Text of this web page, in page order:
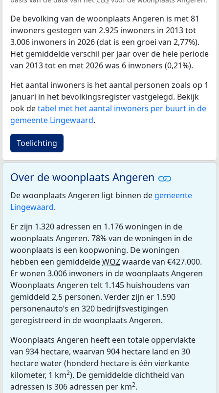
De bevolking van de woonplaats Angeren is met 81
inwoners gestegen van 2.925 inwoners in 2013 tot
3.006 inwoners in 2026 (dat is een groei van 2,77%).
Het gemiddelde verschil per jaar over de hele periode
van 2013 tot en met 2026 was 6 inwoners (0,21%).
Het aantal inwoners is het aantal personen zoals op 1
januari in het bevolkingsregister vastgelegd. Bekijk
ook detabel met het aantal inwoners per buurt in de
gemeente Lingewaard.
Toelichting
Over de woonplaats Angeren
De woonplaats Angeren ligt binnen de gemeente
Lingewaard.
Er zijn 1.320 adressen en 1.176 woningen in de
woonplaats Angeren. 78% van de woningen in de
woonplaats is een koopwoning. De woningen
hebben een gemiddeldeWOZwaarde van €427.000.
Er wonen 3.006 inwoners in de woonplaats Angeren
Woonplaats Angeren telt 1.145 huishoudens van
gemiddeld 2,5 personen. Verder zijn er 1.590
personenauto’s en 320 bedrijfsvestigingen
geregistreerd in de woonplaats Angeren.
Woonplaats Angeren heeft een totale oppervlakte
van 934 hectare, waarvan 904 hectare land en 30
hectare water (honderd hectare is één vierkante
kilometer, 1 km2). De gemiddelde dichtheid van
adressen is 306 adressen per km2.